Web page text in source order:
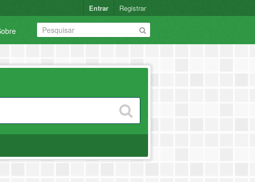
Entrar Registrar